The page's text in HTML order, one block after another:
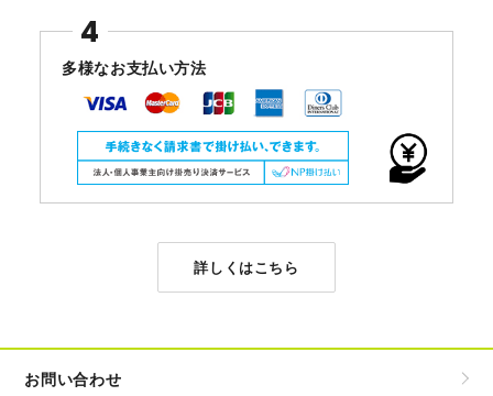
多様なお支払い方法
詳しくはこちら
お問い合わせ